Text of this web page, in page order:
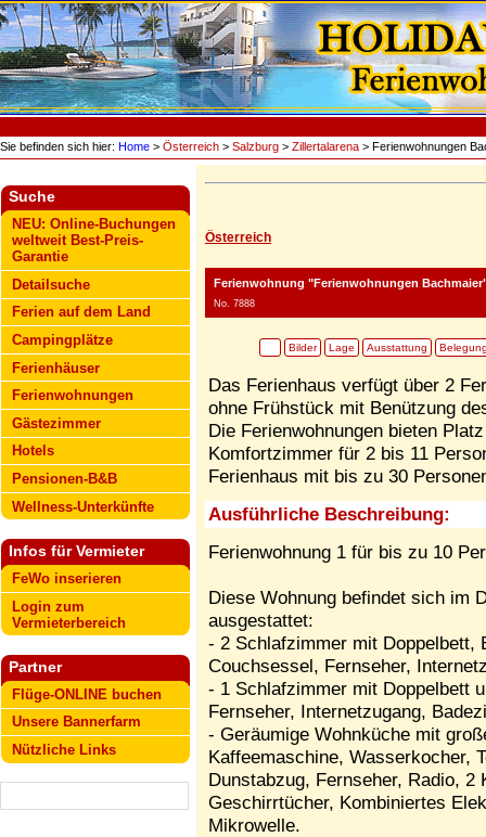
Sie befinden sich hier: Home > Österreich > Salzburg > Zillertalarena > Ferienwohnungen
Suche
NEU: Online-Buchungen
weltweit Best-Preis-
Garantie
Detailsuche
Ferien auf dem Land
Campingplätze
Ferienhäuser
Ferienwohnungen
Gästezimmer
Hotels
Pensionen-B&B
Wellness-Unterkünfte
Infos für Vermieter
FeWo inserieren
Login zum
Vermieterbereich
Partner
Flüge-ONLINE buchen
Unsere Bannerfarm
Nützliche Links
Österreich
Ferienwohnung "Ferienwohnungen
No. 7888
Bilder Lage Ausstattung
Das Ferienhaus verfügt über 2
ohne Frühstück mit Benützung
Die Ferienwohnungen bieten
Komfortzimmer für 2 bis 11
Ferienhaus mit bis zu 30
Ausführliche Beschreibung:
Ferienwohnung 1 für bis zu 10
Diese Wohnung befindet sich im
ausgestattet:
- 2 Schlafzimmer mit Doppelbett,
Couchsessel, Fernseher,
- 1 Schlafzimmer mit Doppelbett
Fernseher, Internetzugang,
- Geräumige Wohnküche mit
Kaffeemaschine, Wasserkocher,
Dunstabzug, Fernseher, Radio,
Geschirrtücher, Kombiniertes
Mikrowelle.